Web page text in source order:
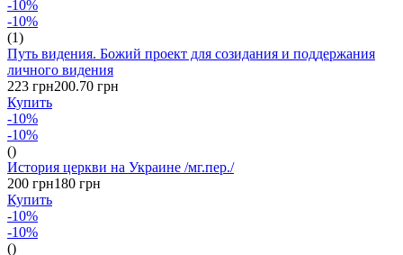
-10%
-10%
(1)
Путь видения. Божий проект для созидания и поддержания
личного видения
223 грн200.70 грн
Купить
-10%
-10%
()
История церкви на Украине /мг.пер./
200 грн180 грн
Купить
-10%
-10%
()